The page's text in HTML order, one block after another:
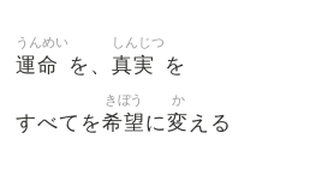
運命
うんめい
を、 真実
しんじつ
を
すべてを希望
きぼう
に変
か
える